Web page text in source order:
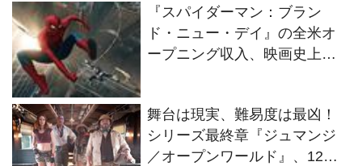
『スパイダーマン：ブラン
ド・ニュー・デイ』の全米オ
ープニング収入、映画史上歴
舞台は現実、難易度は最凶！
シリーズ最終章『ジュマンジ
／オープンワールド』、12・